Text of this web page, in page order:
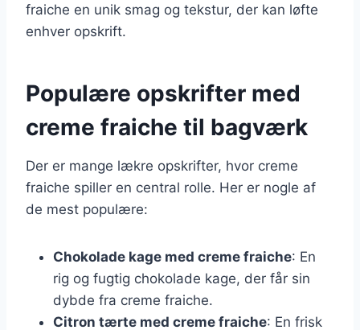
fraiche en unik smag og tekstur, der kan løfte
enhver opskrift.
Populære opskrifter med
creme fraiche til bagværk
Der er mange lækre opskrifter, hvor creme
fraiche spiller en central rolle. Her er nogle af
de mest populære:
Chokolade kage med creme fraiche: En
rig og fugtig chokolade kage, der får sin
dybde fra creme fraiche.
Citron tærte med creme fraiche: En frisk